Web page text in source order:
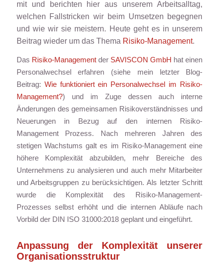
mit und berichten hier aus unserem Arbeitsalltag,
welchen Fallstricken wir beim Umsetzen begegnen
und wie wir sie meistern. Heute geht es in unserem
Beitrag wieder um das Thema Risiko-Management.
Das Risiko-Managementder SAVISCON GmbH hat einen
Personalwechsel erfahren (siehe mein letzter Blog-
Beitrag: Wie funktioniert ein Personalwechsel im Risiko-
Management?) und im Zuge dessen auch interne
Änderungen des gemeinsamen Risikoverständnisses und
Neuerungen in Bezug auf den internen Risiko-
Management Prozess. Nach mehreren Jahren des
stetigen Wachstums galt es im Risiko-Management eine
höhere Komplexität abzubilden, mehr Bereiche des
Unternehmens zu analysieren und auch mehr Mitarbeiter
und Arbeitsgruppen zu berücksichtigen. Als letzter Schritt
wurde die Komplexität des Risiko-Management-
Prozesses selbst erhöht und die internen Abläufe nach
Vorbild der DIN ISO 31000:2018 geplant und eingeführt.
Anpassung der Komplexität unserer
Organisationsstruktur